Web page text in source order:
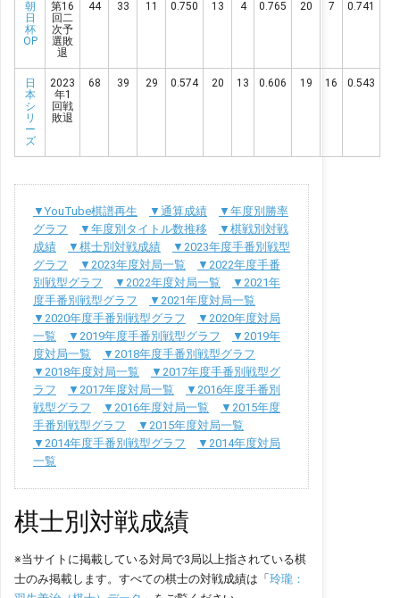
朝
日
杯
OP
第16
回二
次予
選敗
退
44 33 11 0.750 13 4 0.765 20 7 0.741
日
本
シ
リ
ー
ズ
2023
年1
回戦
敗退
68 39 29 0.574 20 13 0.606 19 16 0.543
▼YouTube棋譜再生 ▼通算成績
▼年度別勝率
グラフ
▼年度別タイトル数推移
▼棋戦別対戦
成績
▼棋士別対戦成績
▼2023年度手番別戦型
グラフ
▼2023年度対局一覧
▼2022年度手番
別戦型グラフ
▼2022年度対局一覧
▼2021年
度手番別戦型グラフ
▼2021年度対局一覧
▼2020年度手番別戦型グラフ
▼2020年度対局
一覧
▼2019年度手番別戦型グラフ
▼2019年
度対局一覧
▼2018年度手番別戦型グラフ
▼2018年度対局一覧
▼2017年度手番別戦型グ
ラフ
▼2017年度対局一覧
▼2016年度手番別
戦型グラフ
▼2016年度対局一覧
▼2015年度
手番別戦型グラフ
▼2015年度対局一覧
▼2014年度手番別戦型グラフ
▼2014年度対局
一覧
棋士別対戦成績
※当サイトに掲載している対局で3局以上指されている棋
士のみ掲載します。すべての棋士の対戦成績は「 玲瓏：